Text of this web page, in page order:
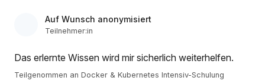
Auf Wunsch anonymisiert
Teilnehmer:in
Das erlernte Wissen wird mir sicherlich weiterhelfen.
Teilgenommen an Docker & Kubernetes Intensiv-Schulung